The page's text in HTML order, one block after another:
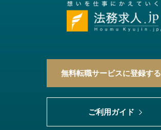
無料転職サービスに登録する
ご利用ガイド